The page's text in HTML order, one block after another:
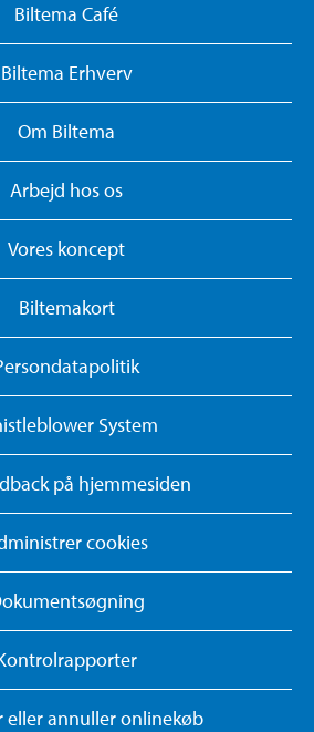
Biltema Café
Biltema Erhverv
Om Biltema
Arbejd hos os
Vores koncept
Biltemakort
System
på hjemmesiden
cookies
eller annuller onlinekøb